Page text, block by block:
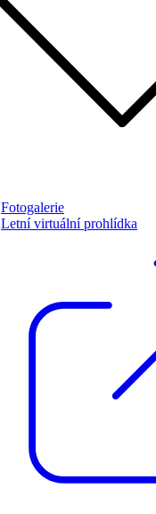
Fotogalerie
Letní virtuální prohlídka